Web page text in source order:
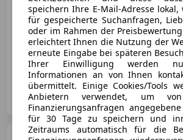
04/2024 12 500 km Benzin
Porsche Innsbruck-Mitterweg
AT-6020 Innsbruck
Porsche
speichern Ihre E-Mail-Adresse lokal,
für gespeicherte Suchanfragen,
oder im Rahmen der
erleichtert Ihnen die Nutzung der
erneute Eingabe bei späteren
Ihrer Einwilligung werden
Informationen an von Ihnen
übermittelt. Einige Cookies/Tools
Anbietern verwendet, um
Finanzierungsanfragen
für 30 Tage zu speichern und
Zeitraums automatisch für die